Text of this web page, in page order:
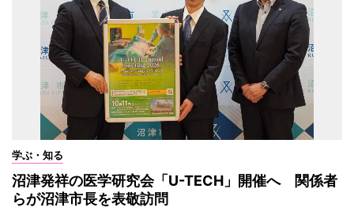
学ぶ・知る
沼津発祥の医学研究会「U-TECH」開催へ 関係者
らが沼津市長を表敬訪問